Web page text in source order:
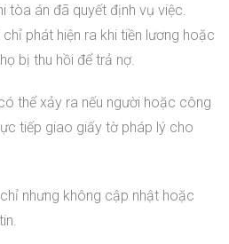
tòa án đã quyết định vụ việc.
phát hiện ra khi tiền lương hoặc
bị thu hồi để trả nợ.
thể xảy ra nếu người hoặc công
tiếp giao giấy tờ pháp lý cho
nhưng không cập nhật hoặc